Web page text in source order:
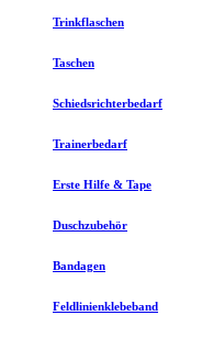
Trinkflaschen
Taschen
Schiedsrichterbedarf
Trainerbedarf
Erste Hilfe & Tape
Duschzubehör
Bandagen
Feldlinienklebeband